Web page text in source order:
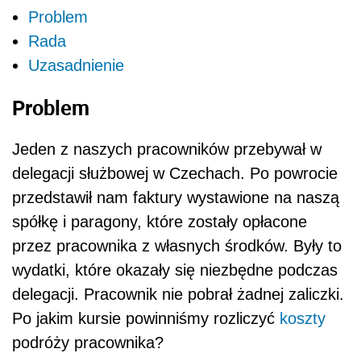
Problem
Rada
Uzasadnienie
Problem
Jeden z naszych pracowników przebywał w
delegacji służbowej w Czechach. Po powrocie
przedstawił nam faktury wystawione na naszą
spółkę i paragony, które zostały opłacone
przez pracownika z własnych środków. Były to
wydatki, które okazały się niezbędne podczas
delegacji. Pracownik nie pobrał żadnej zaliczki.
Po jakim kursie powinniśmy rozliczyć koszty
podróży pracownika?